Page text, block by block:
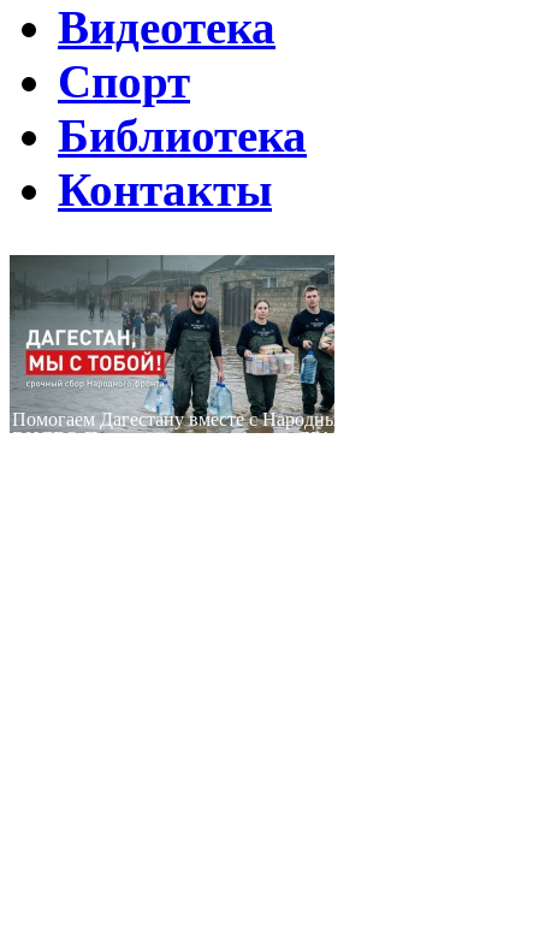
Видеотека
Спорт
Библиотека
Контакты
Помогаем Дагестану вместе с Народным фронтом
ВИДЕО Праздничного концерта «ЯРАН СУВАР 2026 в